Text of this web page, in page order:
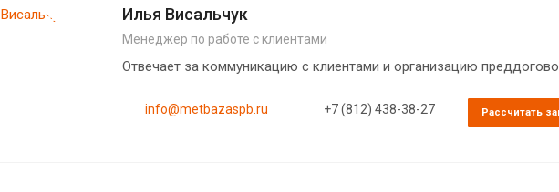
Илья Висальчук
Менеджер по работе с клиентами
Отвечает за коммуникацию с клиентами и организацию
info@metbazaspb.ru +7 (812) 438-38-27 Рассчитать